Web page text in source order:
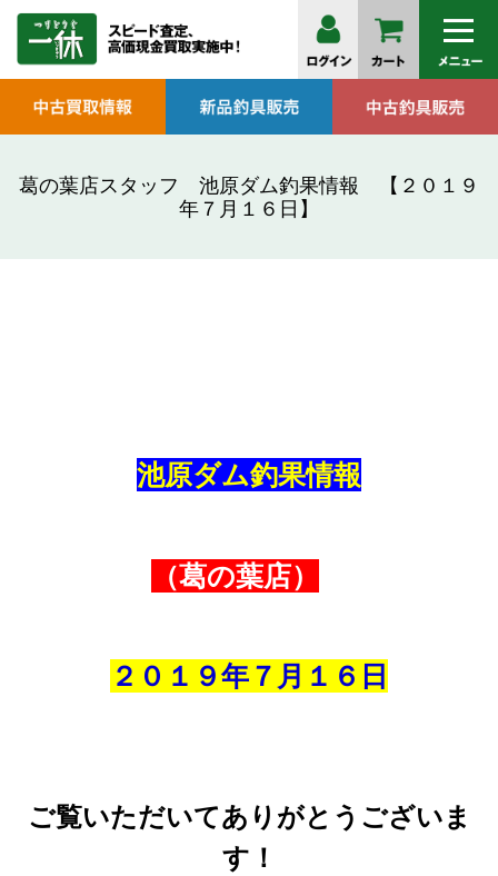
葛の葉店スタッフ 池原ダム釣果情報 【２０１９
年７月１６日】
池原ダム釣果情報
（葛の葉店）
２０１９年７ 月 １６ 日
ご覧いただいてありがとうございま
す！